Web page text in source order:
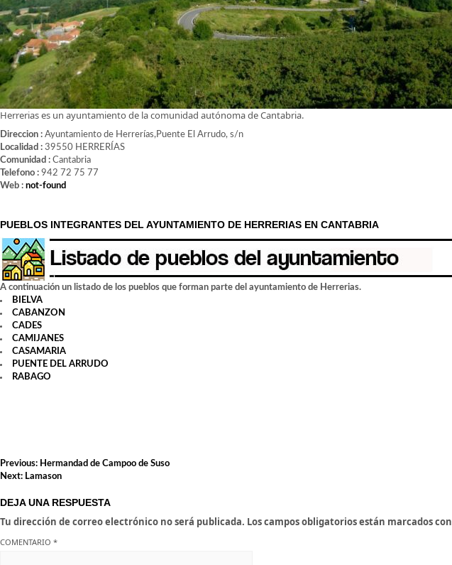
Herrerias es un ayuntamiento de la comunidad autónoma de Cantabria.
Direccion : Ayuntamiento de Herrerías,Puente El Arrudo, s/n
Localidad : 39550 HERRERÍAS
Comunidad : Cantabria
Telefono : 942 72 75 77
Web : not-found
PUEBLOS INTEGRANTES DEL AYUNTAMIENTO DE HERRERIAS EN CANTABRIA
A continuación un listado de los pueblos que forman parte del ayuntamiento de Herrerias.
BIELVA
CABANZON
CADES
CAMIJANES
CASAMARIA
PUENTE DEL ARRUDO
RABAGO
NAVEGACIÓN
DE
Previous: Hermandad de Campoo de Suso
Next: Lamason
DEJA UNA RESPUESTA
Tu dirección de correo electrónico no será publicada. Los campos obligatorios están marcados con
COMENTARIO *